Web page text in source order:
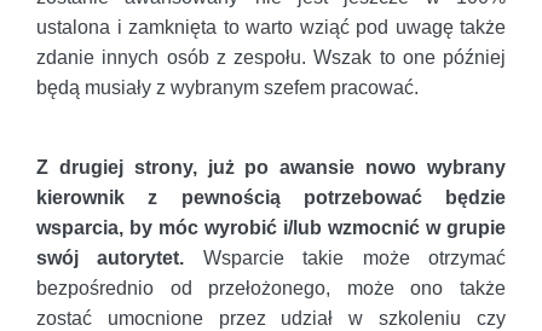
ustalona i zamknięta to warto wziąć pod uwagę także
zdanie innych osób z zespołu. Wszak to one później
będą musiały z wybranym szefem pracować.
Z drugiej strony, już po awansie nowo wybrany
kierownik z pewnością potrzebować będzie
wsparcia, by móc wyrobić i/lub wzmocnić w grupie
swój autorytet. Wsparcie takie może otrzymać
bezpośrednio od przełożonego, może ono także
zostać umocnione przez udział w szkoleniu czy